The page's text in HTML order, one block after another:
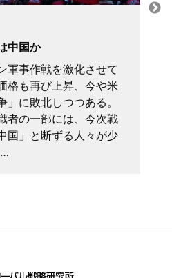
中国か
軍事作戦を激化させて
格も再び上昇、今や米
」に敗北しつつある。
者の一部には、今次戦
国」と断ずる人々が少